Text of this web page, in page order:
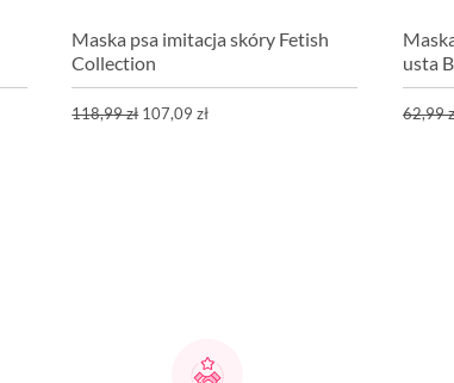
Maska psa imitacja skóry Fetish
Collection
118,99 zł 107,09 zł
usta
62,99